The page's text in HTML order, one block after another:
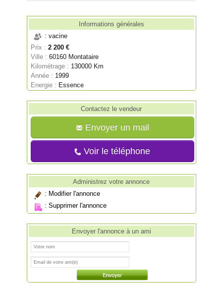
Informations générales
: vacine
Prix : 2 200 €
Ville :60160 Montataire
Kilométrage : 130000 Km
Année : 1999
Energie : Essence
Contactez le vendeur
Envoyer un mail
Voir le téléphone
Administrez votre annonce
: Modifier l'annonce
:Supprimer l'annonce
Envoyer l'annonce à un ami